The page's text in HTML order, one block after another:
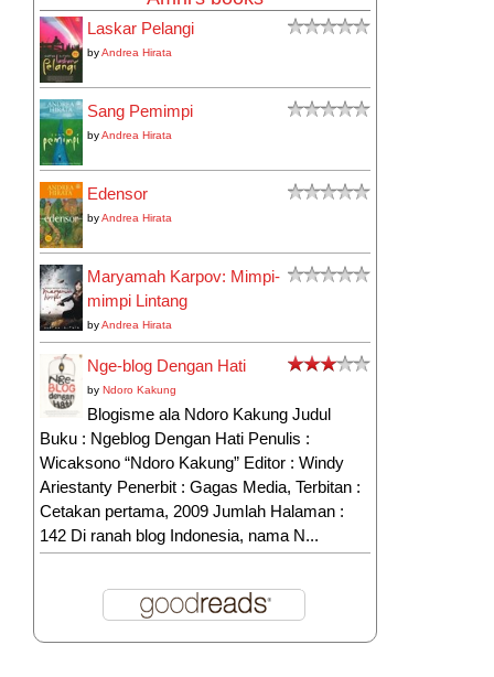
Laskar Pelangi
byAndrea Hirata
Sang Pemimpi
byAndrea Hirata
Edensor
byAndrea Hirata
Maryamah Karpov: Mimpi-
mimpi Lintang
byAndrea Hirata
Nge-blog Dengan Hati
byNdoro Kakung
Blogisme ala Ndoro Kakung Judul
Buku : Ngeblog Dengan Hati Penulis :
Wicaksono “Ndoro Kakung” Editor : Windy
Ariestanty Penerbit : Gagas Media, Terbitan :
Cetakan pertama, 2009 Jumlah Halaman :
142 Di ranah blog Indonesia, nama N...